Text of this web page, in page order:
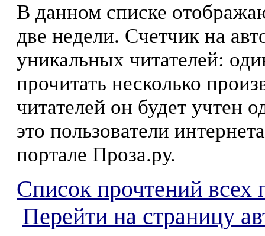
В данном списке
две недели. Счетчик на
уникальных читателей:
прочитать несколько
читателей он будет учтен
это пользователи
портале Проза.ру.
Список прочтений всех
Перейти на страницу